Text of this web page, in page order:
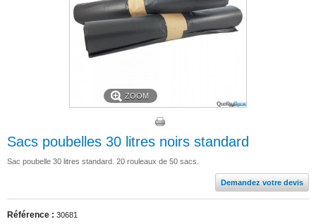
ZOOM
Sacs poubelles 30 litres noirs standard
Sac poubelle 30 litres standard. 20 rouleaux de 50 sacs.
Demandez votre devis
Référence : 30681